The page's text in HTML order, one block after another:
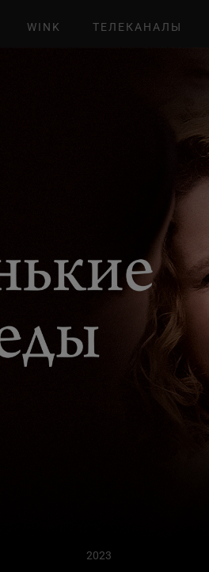
WINK ТЕЛЕКАНАЛЫ
2023